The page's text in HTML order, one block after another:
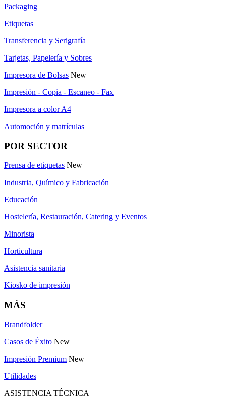
Packaging
Etiquetas
Transferencia y Serigrafía
Tarjetas, Papelería y Sobres
Impresora de Bolsas New
Impresión - Copia - Escaneo - Fax
Impresora a color A4
Automoción y matrículas
POR SECTOR
Prensa de etiquetas New
Industria, Químico y Fabricación
Educación
Hostelería, Restauración, Catering y Eventos
Minorista
Horticultura
Asistencia sanitaria
Kiosko de impresión
MÁS
Brandfolder
Casos de Éxito New
Impresión Premium New
Utilidades
ASISTENCIA TÉCNICA